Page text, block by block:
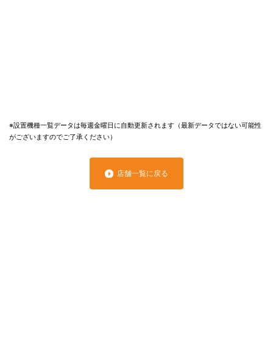
※設置機種一覧データは毎週金曜日に自動更新されます（最新データではない可能性
がございますのでご了承ください）
店舗一覧に戻る